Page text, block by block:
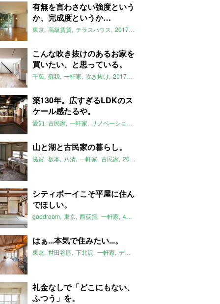
有無を言わさない強度という
か、完成度というか…
東京 高級賃貸 テラスハウス 2017年9月のおすすめ
こんな吹き抜けのあるお家を
買いたい、と思っている。
千葉 蘇我 一軒家 吹き抜け 2017年9月のおすすめ
築130年。広すぎるLDKのス
ケール感たるや。
愛知 古民家 一軒家 リノベーション
山と湖と古民家の暮らし。
滋賀 坂本 八清 一軒家 古民家 2017年9月のおすすめ
シティボーイこそ平屋に住ん
でほしい。
goodroom 東京 西荻窪 一軒家 4SK
はぁ...本気で住みたい...。
東京 世田谷区 下北沢 一軒家 デザイナーズ
礼金なしで「どこにもない、
ふつう」を。